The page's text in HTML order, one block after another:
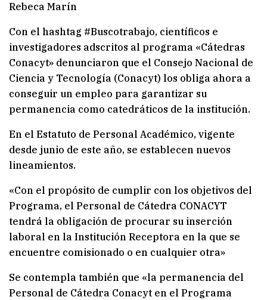
Rebeca Marín
Con el hashtag #Buscotrabajo, científicos e
investigadores adscritos al programa «Cátedras
Conacyt» denunciaron que el Consejo Nacional de
Ciencia y Tecnología (Conacyt) los obliga ahora a
conseguir un empleo para garantizar su
permanencia como catedráticos de la institución.
En el Estatuto de Personal Académico, vigente
desde junio de este año, se establecen nuevos
lineamientos.
«Con el propósito de cumplir con los objetivos del
Programa, el Personal de Cátedra CONACYT
tendrá la obligación de procurar su inserción
laboral en la Institución Receptora en la que se
encuentre comisionado o en cualquier otra»
Se contempla también que «la permanencia del
Personal de Cátedra Conacyt en el Programa